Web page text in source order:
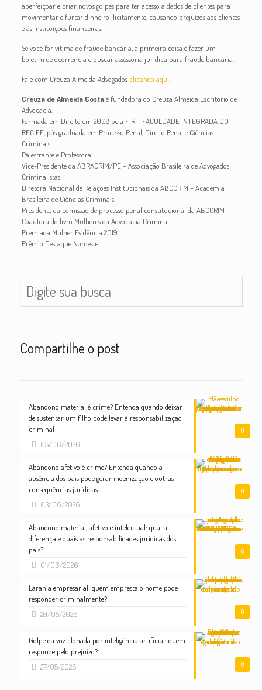
aperfeiçoar e criar novos golpes para ter acesso a dados de clientes para
movimentar e furtar dinheiro ilicitamente, causando prejuízos aos clientes
e às instituições financeiras.
Se você for vítima de fraude bancária, a primeira coisa é fazer um
boletim de ocorrência e buscar assessoria jurídica para fraude bancária.
Fale com Creuza Almeida Advogados clicando aqui
Creuza de Almeida Costaé fundadora do Creuza Almeida Escritório de
Advocacia.
Formada em Direito em 2008 pela FIR – FACULDADE INTEGRADA DO
RECIFE, pós graduada em Processo Penal, Direito Penal e Ciências
Criminais.
Palestrante e Professora.
Vice-Presidente da ABRACRIM/PE – Associação Brasileira de Advogados
Criminalistas.
Diretora Nacional de Relações Institucionais da ABCCRIM – Academia
Brasileira de Ciências Criminais.
Presidente da comissão de processo penal constitucional da ABCCRIM
Coautora do livro Mulheres da Advocacia Criminal.
Premiada Mulher Evidência 2019.
Prêmio Destaque Nordeste.
Compartilhe o post
0
Abandono material é crime? Entenda quando deixar
de sustentar um filho pode levar à responsabilização
criminal
05/06/2026
0
Abandono afetivo é crime? Entenda quando a
ausência dos pais pode gerar indenização e outras
consequências jurídicas
03/06/2026
0
Abandono material, afetivo e intelectual: qual a
diferença e quais as responsabilidades jurídicas dos
pais?
01/06/2026
0
Laranja empresarial: quem empresta o nome pode
responder criminalmente?
29/05/2026
0
Golpe da voz clonada por inteligência artificial: quem
responde pelo prejuízo?
27/05/2026